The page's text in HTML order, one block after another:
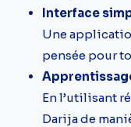
Interface
Une
pensée pour
En l’utilisant
Darija de